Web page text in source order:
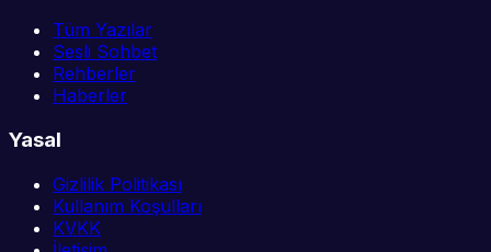
Tüm Yazılar
Sesli Sohbet
Rehberler
Haberler
Yasal
Gizlilik Politikası
Kullanım Koşulları
KVKK